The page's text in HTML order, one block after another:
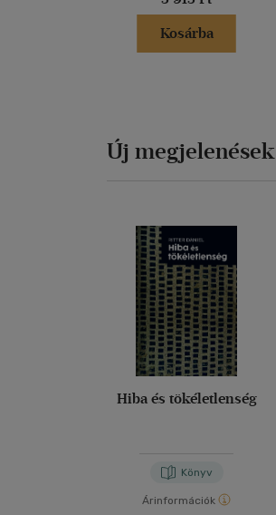
Kosárba
Új megjelenések
Hiba és tökéletlenség
Könyv
Árinformációk